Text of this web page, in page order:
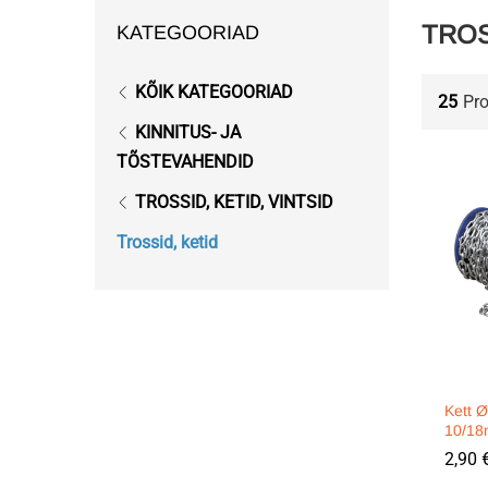
25
Kett
10/
2,90
2,90
KATEGOORIAD
KÕIK KATEGOORIAD
KINNITUS- JA
TÕSTEVAHENDID
TROSSID, KETID, VINTSID
Trossid, ketid